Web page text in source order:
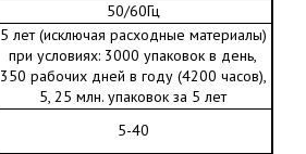
50/60Гц
5 лет (исключая расходные материалы)
при условиях: 3000 упаковок в день,
350 рабочих дней в году (4200 часов),
5, 25 млн. упаковок за 5 лет
5-40